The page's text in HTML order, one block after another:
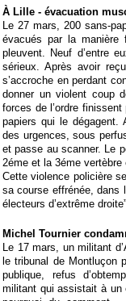
À Lille - évacuation
Le 27 mars, 200 sans-
évacués par la manière
pleuvent. Neuf d’entre
sérieux. Après avoir
s’accroche en perdant
donner un violent coup
forces de l’ordre
papiers qui le dégagent.
des urgences, sous
et passe au scanner. Le
2éme et la 3éme
Cette violence policière
sa course effrénée, dans
électeurs d’extrême
Michel Tournier
Le 17 mars, un militant
le tribunal de Montluçon
publique, refus
militant qui assistait à un